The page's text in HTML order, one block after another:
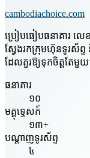
cambodiachoice.com
ប្រៀបធៀបធនាគារ លេ
ស្វែងរកក្រុមហ៊ុនទូរស័
ដែលគួរឱ្យទុកចិត្តតែមួយ
ធនាគារ
១០
មគ្គុទ្ទេសក៍
១៣+
បណ្តាញទូរស័ព្ទ
៤